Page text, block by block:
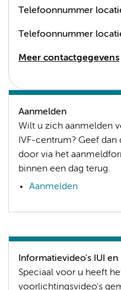
Telefoonnummer
Telefoonnummer
Meer contactgegevens
Aanmelden
Wilt u zich aanmelden
IVF-centrum? Geef
door via het
binnen een dag terug.
Aanmelden
Informatievideo's IUI en
Speciaal voor u heeft
voorlichtingsvideo's